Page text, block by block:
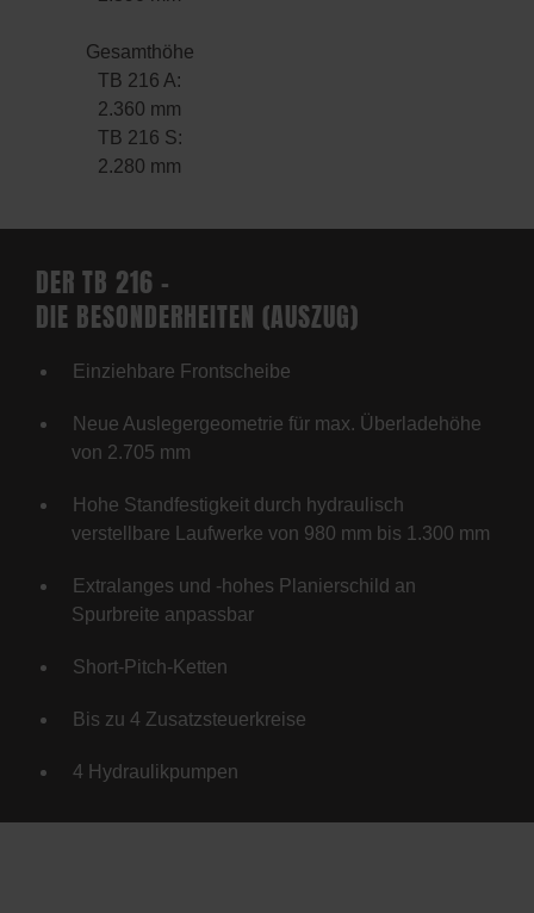
Gesamthöhe
TB 216 A:
2.360 mm
TB 216 S:
2.280 mm
DER TB 216 –
DIE BESONDERHEITEN (AUSZUG)
Einziehbare Frontscheibe
Neue Auslegergeometrie für max. Überladehöhe
von 2.705 mm
Hohe Standfestigkeit durch hydraulisch
verstellbare Laufwerke von 980 mm bis 1.300 mm
Extralanges und -hohes Planierschild an
Spurbreite anpassbar
Short-Pitch-Ketten
Bis zu 4 Zusatzsteuerkreise
4 Hydraulikpumpen